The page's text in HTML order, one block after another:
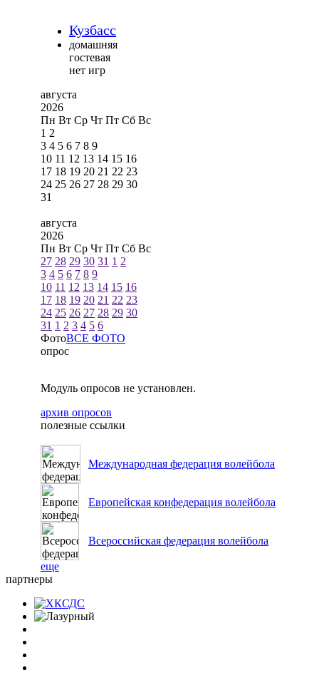
Кузбасс
домашняя
гостевая
нет игр
августа
2026
Пн Вт Ср Чт Пт Сб Вс
1 2
3 4 5 6 7 8 9
10 11 12 13 14 15 16
17 18 19 20 21 22 23
24 25 26 27 28 29 30
31
августа
2026
Пн Вт Ср Чт Пт Сб Вс
27 28 29 30 31 1 2
3 4 5 6 7 8 9
10 11 12 13 14 15 16
17 18 19 20 21 22 23
24 25 26 27 28 29 30
31 1 2 3 4 5 6
ФотоВСЕ ФОТО
опрос
Модуль опросов не установлен.
архив опросов
полезные ссылки
Международная федерация волейбола
Европейская конфедерация волейбола
Всероссийская федерация волейбола
еще
партнеры